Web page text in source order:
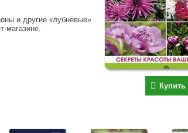
Купить
и другие клубневые»
магазине.